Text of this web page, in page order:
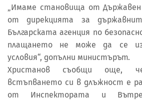
„Имаме становища от Държавен
от дирекцията за
Българската агенция по
плащането не може да се
условия“, допълни министърът.
Христанов съобщи още,
встъпването си в длъжност е
от Инспектората и